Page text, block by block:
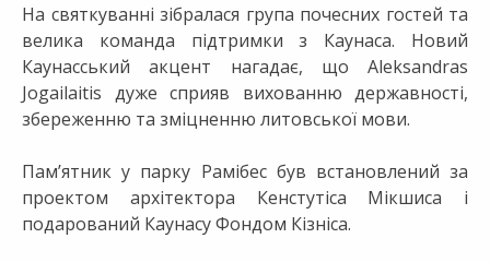
На святкуванні зібралася група почесних гостей та
велика команда підтримки з Каунаса. Новий
Каунасський акцент нагадає, що Aleksandras
Jogailaitis дуже сприяв вихованню державності,
збереженню та зміцненню литовської мови.
Пам’ятник у парку Рамібес був встановлений за
проектом архітектора Кенстутіса Мікшиса і
подарований Каунасу Фондом Кізніса.